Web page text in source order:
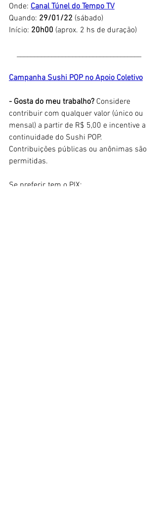
Onde: Canal Túnel do Tempo TV
Quando: 29/01/22 (sábado)
Início: 20h00 (aprox. 2 hs de duração)
Campanha Sushi POP no Apoio Coletivo
- Gosta do meu trabalho? Considere
contribuir com qualquer valor (único ou
mensal) a partir de R$ 5,00 e incentive a
continuidade do Sushi POP.
Contribuições públicas ou anônimas são
permitidas.
Se preferir, tem o PIX: